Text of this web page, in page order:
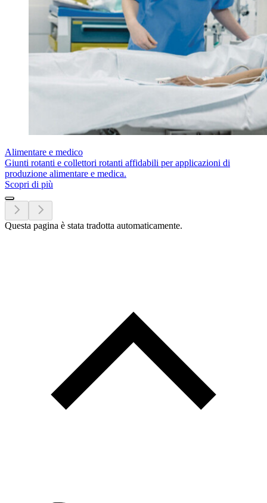
Alimentare e medico
Giunti rotanti e collettori rotanti affidabili per applicazioni di
produzione alimentare e medica.
Scopri di più
Questa pagina è stata tradotta automaticamente.